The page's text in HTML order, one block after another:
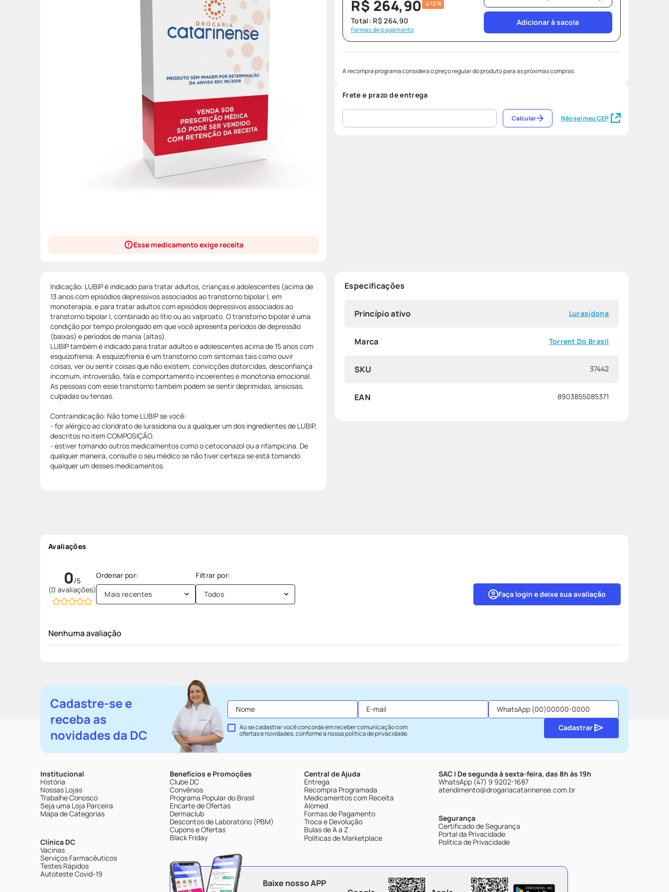
Esse medicamento exige receita
R$ 264,90 12%
Total: R$ 264,90
Formas de pagamento
Adicionar à sacola
A recompra programa considera o preço regular do produto para as próximas compras.
Frete e prazo de entrega
Não sei meu CEP
Calcular
Indicação: LUBIP é indicado para tratar adultos, crianças e adolescentes (acima de
13 anos com episódios depressivos associados ao transtorno bipolar I, em
monoterapia, e para tratar adultos com episódios depressivos associados ao
transtorno bipolar I, combinado ao lítio ou ao valproato. O transtorno bipolar é uma
condição por tempo prolongado em que você apresenta períodos de depressão
(baixas) e períodos de mania (altas).
LUBIP também é indicado para tratar adultos e adolescentes acima de 15 anos com
esquizofrenia. A esquizofrenia é um transtorno com sintomas tais como ouvir
coisas, ver ou sentir coisas que não existem, convicções distorcidas, desconfiança
incomum, introversão, fala e comportamento incoerentes e monotonia emocional.
As pessoas com esse transtorno também podem se sentir deprimidas, ansiosas,
culpadas ou tensas.
Contraindicação: Não tome LUBIP se você:
- for alérgico ao cloridrato de lurasidona ou a qualquer um dos ingredientes de LUBIP,
descritos no item COMPOSIÇÃO.
- estiver tomando outros medicamentos como o cetoconazol ou a rifampicina. De
qualquer maneira, consulte o seu médico se não tiver certeza se está tomando
qualquer um desses medicamentos.
Especificações
Princípio ativo Lurasidona
Marca Torrent Do Brasil
SKU 37442
EAN 8903855085371
Avaliações
0
(0 avaliações) Faça login e deixe sua avaliação
Mais recentes Todos
Nenhuma avaliação
Cadastre-se e
receba as
novidades da DC
Ao se cadastrar você concorda em receber comunicação com
ofertas e novidades, conforme a nossapolítica de privacidade.
Cadastrar
Institucional
História
Nossas Lojas
Trabalhe Conosco
Seja uma Loja Parceira
Mapa de Categorias
Clínica DC
Vacinas
Serviços Farmacêuticos
Testes Rápidos
Autoteste Covid-19
Benefícios e Promoções
Clube DC
Convênios
Programa Popular do Brasil
Encarte de Ofertas
Dermaclub
Descontos de Laboratório (PBM)
Cupons e Ofertas
Black Friday
Central de Ajuda
Entrega
Recompra Programada
Medicamentos com Receita
Alomed
Formas de Pagamento
Troca e Devolução
Bulas de A a Z
Políticas de Marketplace
SAC | De segunda à sexta-feira, das 8h às 19h
WhatsApp (47) 9 9202-1687
atendimento@drogariacatarinense.com.br
Segurança
Certificado de Segurança
Portal da Privacidade
Política de Privacidade
Baixe nosso APP